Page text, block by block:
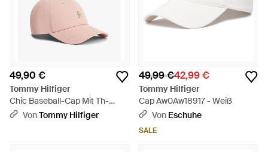
49,90 €
Tommy Hilfiger
Chic Baseball-Cap Mit Th-
Monogramm - Pink
VonTommy Hilfiger
49,99 €42,99 €
Tommy Hilfiger
Cap Aw0Aw18917 - Weiß
Von Eschuhe
SALE